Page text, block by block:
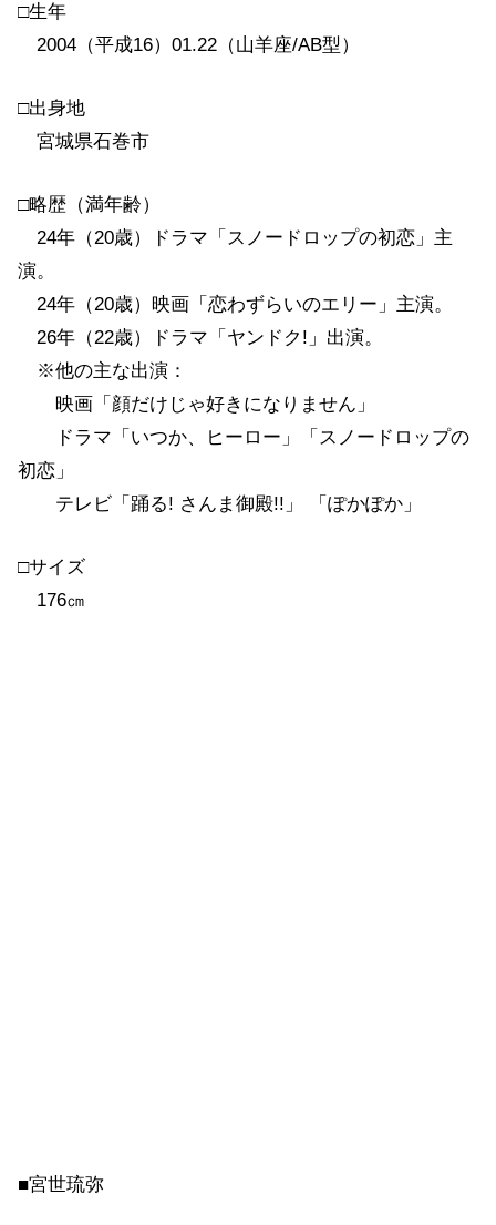
□生年
2004（平成16）01.22（山羊座/AB型）
□出身地
宮城県石巻市
□略歴（満年齢）
24年（20歳）ドラマ「スノードロップの初恋」主
演。
24年（20歳）映画「恋わずらいのエリー」主演。
26年（22歳）ドラマ「ヤンドク!」出演。
※他の主な出演：
映画「顔だけじゃ好きになりません」
ドラマ「いつか、ヒーロー」「スノードロップの
初恋」
テレビ「踊る! さんま御殿!!」 「ぽかぽか」
□サイズ
176㎝
■宮世琉弥